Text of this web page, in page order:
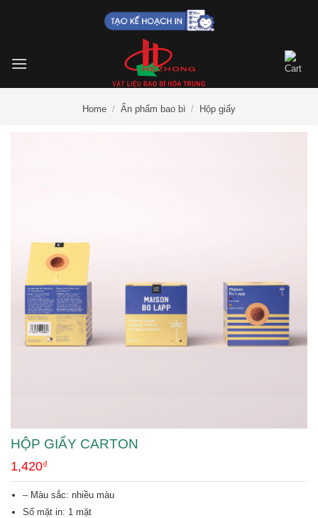
Home / Ấn phẩm bao bì / Hộp giấy
HỘP GIẤY CARTON
1,420₫
– Màu sắc: nhiều màu
Số mặt in: 1 mặt